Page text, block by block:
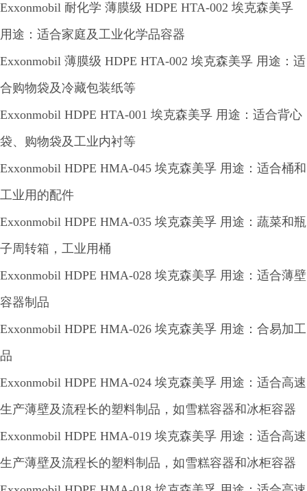
Exxonmobil 耐化学 薄膜级 HDPE HTA-002 埃克森美孚
用途：适合家庭及工业化学品容器
Exxonmobil 薄膜级 HDPE HTA-002 埃克森美孚 用途：适
合购物袋及冷藏包装纸等
Exxonmobil HDPE HTA-001 埃克森美孚 用途：适合背心
袋、购物袋及工业内衬等
Exxonmobil HDPE HMA-045 埃克森美孚 用途：适合桶和
工业用的配件
Exxonmobil HDPE HMA-035 埃克森美孚 用途：蔬菜和瓶
子周转箱，工业用桶
Exxonmobil HDPE HMA-028 埃克森美孚 用途：适合薄壁
容器制品
Exxonmobil HDPE HMA-026 埃克森美孚 用途：合易加工
品
Exxonmobil HDPE HMA-024 埃克森美孚 用途：适合高速
生产薄壁及流程长的塑料制品，如雪糕容器和冰柜容器
Exxonmobil HDPE HMA-019 埃克森美孚 用途：适合高速
生产薄壁及流程长的塑料制品，如雪糕容器和冰柜容器